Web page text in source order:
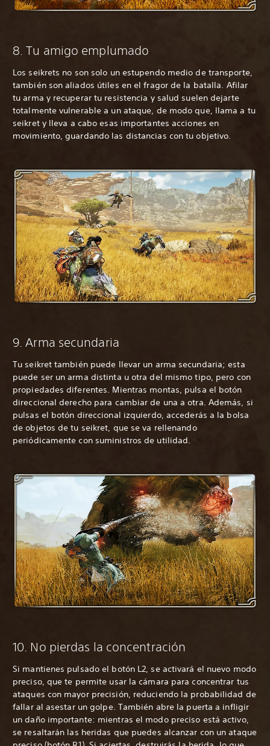
8. Tu amigo emplumado
Los seikrets no son solo un estupendo medio de transporte,
también son aliados útiles en el fragor de la batalla. Afilar
tu arma y recuperar tu resistencia y salud suelen dejarte
totalmente vulnerable a un ataque, de modo que, llama a tu
seikret y lleva a cabo esas importantes acciones en
movimiento, guardando las distancias con tu objetivo.
9. Arma secundaria
Tu seikret también puede llevar un arma secundaria; esta
puede ser un arma distinta u otra del mismo tipo, pero con
propiedades diferentes. Mientras montas, pulsa el botón
direccional derecho para cambiar de una a otra. Además, si
pulsas el botón direccional izquierdo, accederás a la bolsa
de objetos de tu seikret, que se va rellenando
periódicamente con suministros de utilidad.
10. No pierdas la concentración
Si mantienes pulsado el botón L2, se activará el nuevo modo
preciso, que te permite usar la cámara para concentrar tus
ataques con mayor precisión, reduciendo la probabilidad de
fallar al asestar un golpe. También abre la puerta a infligir
un daño importante: mientras el modo preciso está activo,
se resaltarán las heridas que puedes alcanzar con un ataque